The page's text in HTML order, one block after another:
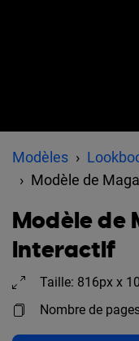
Modèles
Modèle de
Modèle de
Interactif
Taille: 816px x
Nombre de